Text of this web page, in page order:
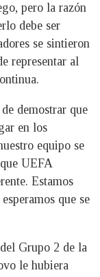
pero la razón
debe ser
se sintieron
representar al
demostrar que
en los
equipo se
UEFA
Estamos
que se
Grupo 2 de la
le hubiera